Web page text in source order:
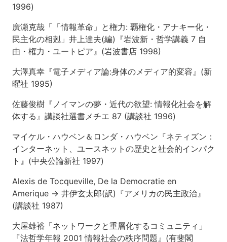
テ
事
件
判
(東
京
裁
H9.5.26)
評
釈
第
第
回
ネ
ト
1996)
廣瀬克哉「「情報革命」と権力: 覇権化・アナキー化・
民主化の相剋」井上達夫(編)『岩波新・哲学講義 7 自
由・権力・ユートピア』(岩波書店 1998)
大澤真幸『電子メディア論:身体のメディア的変容』(新
曜社 1995)
佐藤俊樹『ノイマンの夢・近代の欲望: 情報化社会を解
体する』講談社選書メチエ 87 (講談社 1996)
マイケル・ハウベン＆ロンダ・ハウベン『ネティズン：
インターネット、ユースネットの歴史と社会的インパク
ト』(中央公論新社 1997)
Alexis de Tocqueville, De la Democratie en
Amerique → 井伊玄太郎(訳)『アメリカの民主政治』
(講談社 1987)
大屋雄裕「ネットワークと重層化するコミュニティ」
『法哲学年報 2001 情報社会の秩序問題』(有斐閣